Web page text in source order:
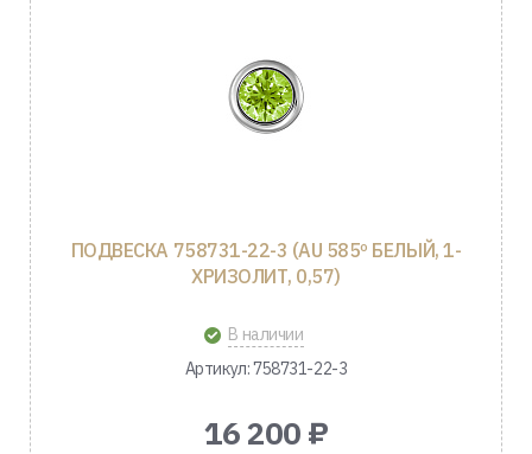
ПОДВЕСКА 758731-22-3 (AU 585º БЕЛЫЙ, 1-
ХРИЗОЛИТ, 0,57)
В наличии
Артикул: 758731-22-3
16 200 ₽